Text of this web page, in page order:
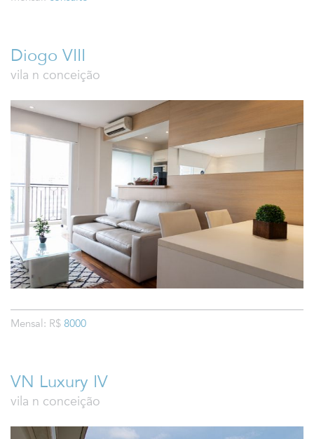
Diogo VIII
vila n conceição
Mensal: R$ 8000
VN Luxury IV
vila n conceição